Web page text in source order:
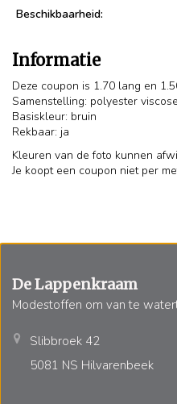
Beschikbaarheid:
Informatie
Deze coupon is 1.70 lang en
Samenstelling: polyester
Basiskleur: bruin
Rekbaar: ja
Kleuren van de foto kunnen
Je koopt een coupon niet per
De Lappenkraam
Modestoffen om van te
Slibbroek 42
5081 NS Hilvarenbeek